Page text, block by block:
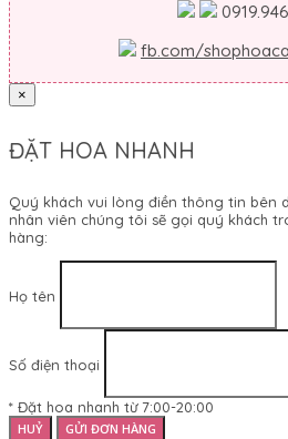
fb.com/
×
ĐẶT HOA NHANH
Quý khách vui lòng điền thông tin bên
nhân viên chúng tôi sẽ gọi quý khách
hàng:
Họ tên
Số điện thoại
* Đặt hoa nhanh từ 7:00-20:00
HUỶ GỬI ĐƠN HÀNG